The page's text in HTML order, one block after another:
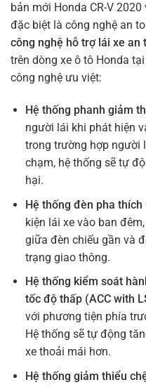
bản mới Honda CR-V
đặc biệt là công nghệ an
công nghệ hỗ trợ lái xe an
trên dòng xe ô tô Honda
công nghệ ưu việt:
Hệ thống phanh giảm
người lái khi phát hiện
trong trường hợp người
chạm, hệ thống sẽ tự
hại.
Hệ thống đèn pha
kiện lái xe vào ban
giữa đèn chiếu gần và
trạng giao thông.
Hệ thống kiểm soát
tốc độ thấp (ACC with
với phương tiện phía
Hệ thống sẽ tự động
xe thoải mái hơn.
Hệ thống giảm thiểu